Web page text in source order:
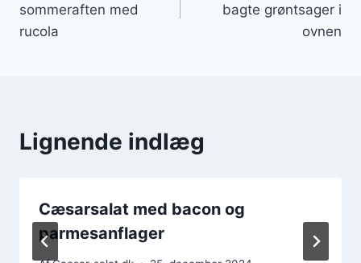
sommeraften med
rucola
bagte grøntsager i
ovnen
Lignende indlæg
Cæsarsalat med bacon og
parmesanflager